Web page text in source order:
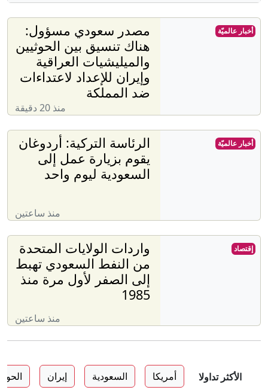
مصدر سعودي مسؤول:
هناك تنسيق بين الحوثيين
والميليشيات العراقية
وإيران للإعداد لاعتداءات
ضد المملكة
منذ 20 دقيقة
أخبار عالميّة
الرئاسة التركية: أردوغان
يقوم بزيارة عمل إلى
السعودية ليوم واحد
منذ ساعتين
أخبار عالميّة
واردات الولايات المتحدة
من النفط السعودي تهبط
إلى الصفر لأول مرة منذ
1985
منذ ساعتين
إقتصاد
الأكثر تداولا أمريكا السعودية إيران